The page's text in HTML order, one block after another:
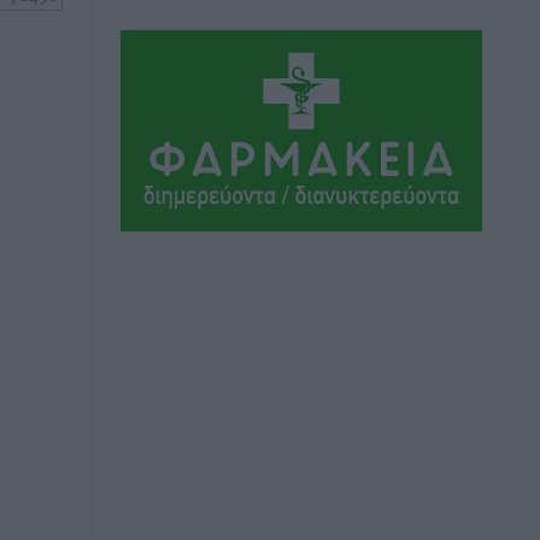
Πρωταθλήματος Κ20 στα σωματεία
πριν 5 ώρες
Ευρωπαϊκό Πρωτάθλημα Στίβου: Πότε
αγωνίζονται η Μαγκούλια, η
Σπανουδάκη και ο Κριτούλης